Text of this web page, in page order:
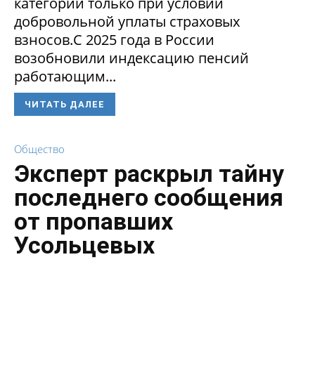
добровольной уплаты страховых
взносов.С 2025 года в России
возобновили индексацию пенсий
работающим...
ЧИТАТЬ ДАЛЕЕ
Общество
Эксперт раскрыл тайну
последнего сообщения
от пропавших
Усольцевых